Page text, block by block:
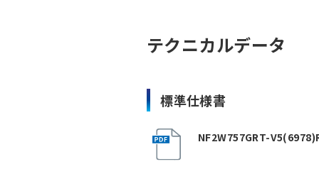
テクニカルデータ
標準仕様書
NF2W757GRT-